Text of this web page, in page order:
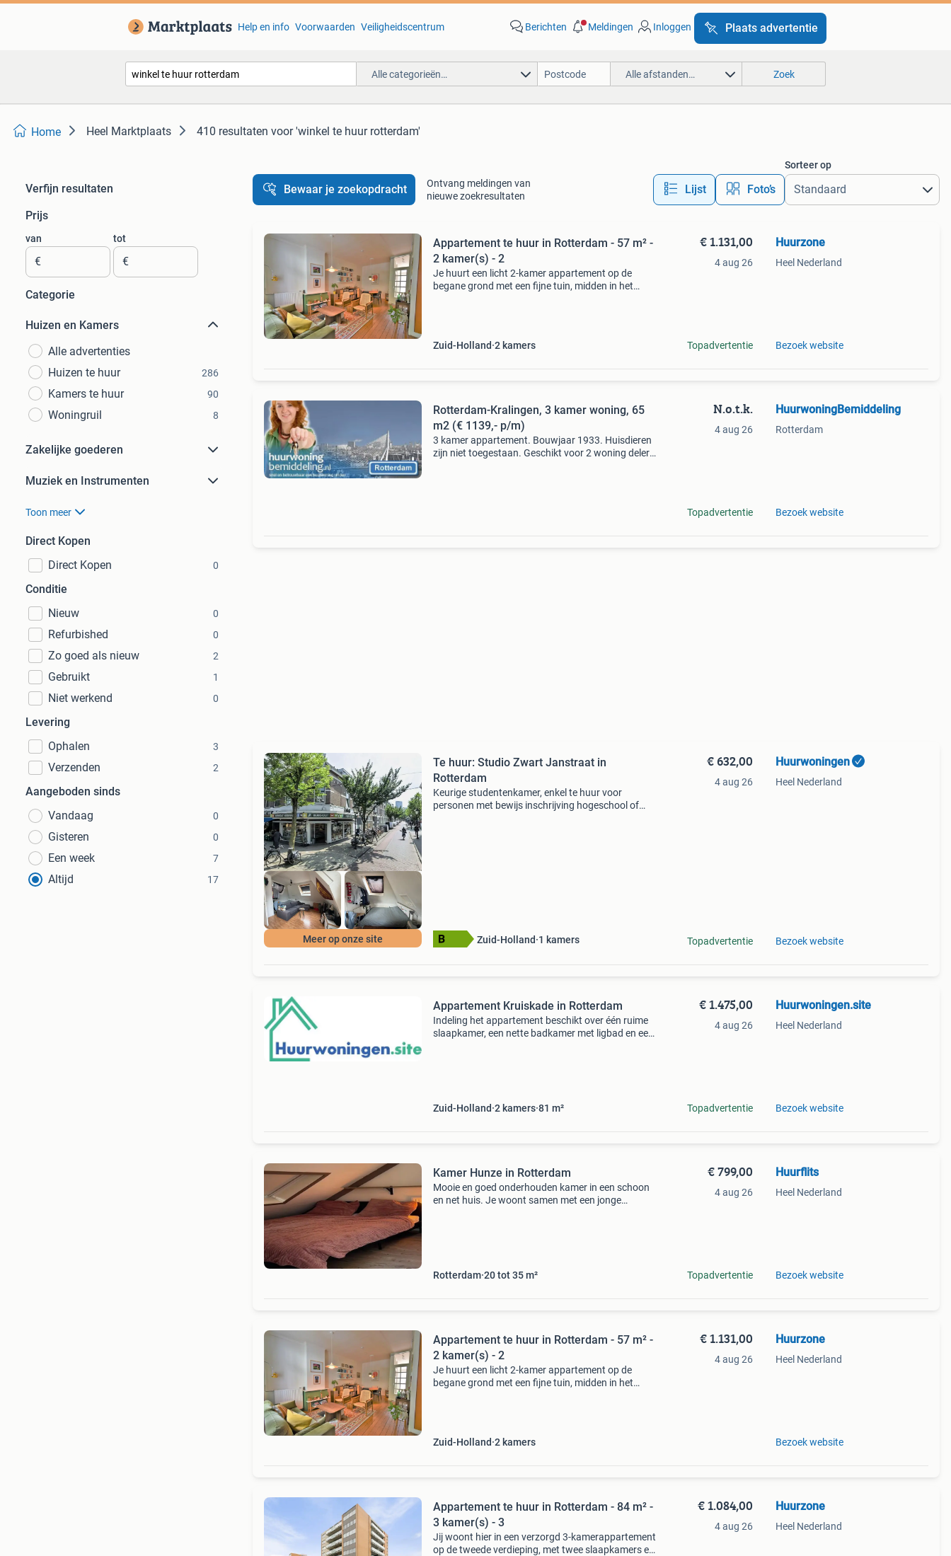
Help en info Voorwaarden Veiligheidscentrum Berichten Meldingen Inloggen Plaats advertentie
Alle categorieën… Alle afstanden… Zoek
Home Heel Marktplaats 410 resultaten voor 'winkel te huur rotterdam'
Verfijn resultaten
Prijs
van
€
tot
€
Categorie
Huizen en Kamers
Alle advertenties
Huizen te huur
286
Kamers te huur 90
Woningruil 8
Zakelijke goederen
Muziek en Instrumenten
Toon meer
Direct Kopen
Direct Kopen
0
Conditie
Nieuw
0
Refurbished 0
Zo goed als nieuw 2
Gebruikt 1
Niet werkend 0
Levering
Ophalen
3
Verzenden 2
Aangeboden sinds
Vandaag
0
Gisteren 0
Een week 7
Altijd 17
Bewaar je zoekopdracht
Ontvang meldingen van
nieuwe zoekresultaten
Lijst Foto’s
Sorteer op
Appartement te huur in Rotterdam - 57 m² -
2 kamer(s) - 2
Je huurt een licht 2-kamer appartement op de
begane grond met een fijne tuin, midden in het
Zuid-Holland 2 kamers
€ 1.131,00
4 aug 26
Topadvertentie
Huurzone
Heel Nederland
Bezoek website
Rotterdam-Kralingen, 3 kamer woning, 65
m2 (€ 1139,- p/m)
3 kamer appartement. Bouwjaar 1933. Huisdieren
zijn niet toegestaan. Geschikt voor 2 woning delers.
N.o.t.k.
4 aug 26
Topadvertentie
HuurwoningBemiddeling
Rotterdam
Bezoek website
Meer op onze site
Te huur: Studio Zwart Janstraat in
Rotterdam
Keurige studentenkamer, enkel te huur voor
personen met bewijs inschrijving hogeschool of
Zuid-Holland 1 kamers
€ 632,00
4 aug 26
Topadvertentie
Huurwoningen
Heel Nederland
Bezoek website
Appartement Kruiskade in Rotterdam
Indeling het appartement beschikt over één ruime
slaapkamer, een nette badkamer met ligbad en een
Zuid-Holland 2 kamers 81 m²
€ 1.475,00
4 aug 26
Topadvertentie
Huurwoningen.site
Heel Nederland
Bezoek website
Kamer Hunze in Rotterdam
Mooie en goed onderhouden kamer in een schoon
en net huis. Je woont samen met een jonge
Rotterdam 20 tot 35 m²
€ 799,00
4 aug 26
Topadvertentie
Huurflits
Heel Nederland
Bezoek website
Appartement te huur in Rotterdam - 57 m² -
2 kamer(s) - 2
Je huurt een licht 2-kamer appartement op de
begane grond met een fijne tuin, midden in het
Zuid-Holland 2 kamers
€ 1.131,00
4 aug 26
Huurzone
Heel Nederland
Bezoek website
Appartement te huur in Rotterdam - 84 m² -
3 kamer(s) - 3
Jij woont hier in een verzorgd 3-kamerappartement
op de tweede verdieping, met twee slaapkamers en
€ 1.084,00
4 aug 26
Huurzone
Heel Nederland